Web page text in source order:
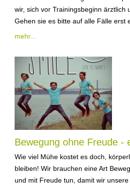
wir, sich vor Trainingsbeginn ärztlich
Gehen sie es bitte auf alle Fälle erst
mehr...
Bewegung ohne Freude -
Wie viel Mühe kostet es doch,
bleiben! Wir brauchen eine Art
und mit Freude tun, damit wir